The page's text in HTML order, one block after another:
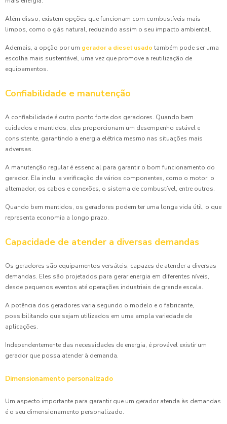
Além disso, existem opções que funcionam com combustíveis mais
limpos, como o gás natural, reduzindo assim o seu impacto ambiental.
Ademais, a opção por um gerador a diesel usado também pode ser uma
escolha mais sustentável, uma vez que promove a reutilização de
equipamentos.
Confiabilidade e manutenção
A confiabilidade é outro ponto forte dos geradores. Quando bem
cuidados e mantidos, eles proporcionam um desempenho estável e
consistente, garantindo a energia elétrica mesmo nas situações mais
adversas.
A manutenção regular é essencial para garantir o bom funcionamento do
gerador. Ela inclui a verificação de vários componentes, como o motor, o
alternador, os cabos e conexões, o sistema de combustível, entre outros.
Quando bem mantidos, os geradores podem ter uma longa vida útil, o que
representa economia a longo prazo.
Capacidade de atender a diversas demandas
Os geradores são equipamentos versáteis, capazes de atender a diversas
demandas. Eles são projetados para gerar energia em diferentes níveis,
desde pequenos eventos até operações industriais de grande escala.
A potência dos geradores varia segundo o modelo e o fabricante,
possibilitando que sejam utilizados em uma ampla variedade de
aplicações.
Independentemente das necessidades de energia, é provável existir um
gerador que possa atender à demanda.
Dimensionamento personalizado
Um aspecto importante para garantir que um gerador atenda às demandas
é o seu dimensionamento personalizado.